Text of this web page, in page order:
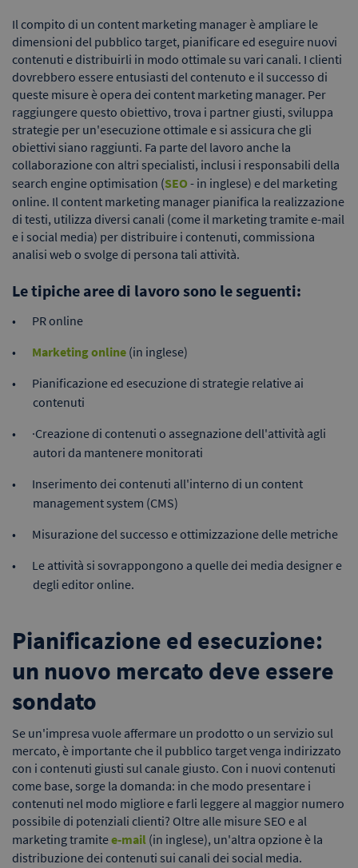
Il compito di un content marketing manager è ampliare le
dimensioni del pubblico target, pianificare ed eseguire nuovi
contenuti e distribuirli in modo ottimale su vari canali. I clienti
dovrebbero essere entusiasti del contenuto e il successo di
queste misure è opera dei content marketing manager. Per
raggiungere questo obiettivo, trova i partner giusti, sviluppa
strategie per un'esecuzione ottimale e si assicura che gli
obiettivi siano raggiunti. Fa parte del lavoro anche la
collaborazione con altri specialisti, inclusi i responsabili della
search engine optimisation (SEO - in inglese) e del marketing
online. Il content marketing manager pianifica la realizzazione
di testi, utilizza diversi canali (come il marketing tramite e-mail
e i social media) per distribuire i contenuti, commissiona
analisi web o svolge di persona tali attività.
Le tipiche aree di lavoro sono le seguenti:
PR online
Marketing online (in inglese)
Pianificazione ed esecuzione di strategie relative ai
contenuti
·Creazione di contenuti o assegnazione dell'attività agli
autori da mantenere monitorati
Inserimento dei contenuti all'interno di un content
management system (CMS)
Misurazione del successo e ottimizzazione delle metriche
Le attività si sovrappongono a quelle dei media designer e
degli editor online.
Pianificazione ed esecuzione:
un nuovo mercato deve essere
sondato
Se un'impresa vuole affermare un prodotto o un servizio sul
mercato, è importante che il pubblico target venga indirizzato
con i contenuti giusti sul canale giusto. Con i nuovi contenuti
come base, sorge la domanda: in che modo presentare i
contenuti nel modo migliore e farli leggere al maggior numero
possibile di potenziali clienti? Oltre alle misure SEO e al
marketing tramitee-mail (in inglese), un'altra opzione è la
distribuzione dei contenuti sui canali dei social media.